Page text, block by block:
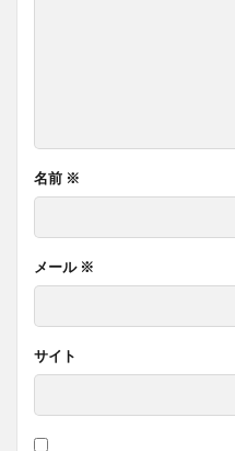
名前 ※
メール ※
サイト